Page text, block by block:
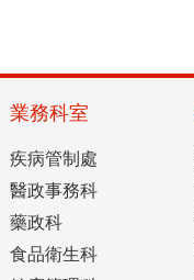
業務科室
疾病管制處
醫政事務科
藥政科
食品衛生科